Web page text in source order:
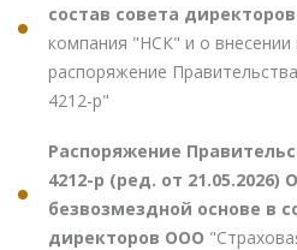
состав совета
компания "НСК" и о внесении
распоряжение
4212-р"
Распоряжение
4212-р (ред. от
безвозмездной основе в
директоров ООО